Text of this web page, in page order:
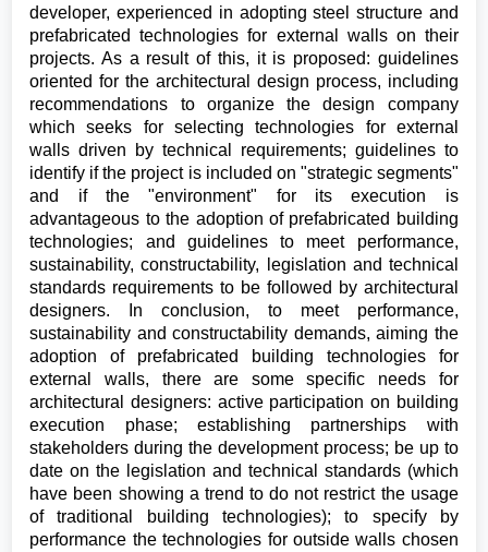
developer, experienced in adopting steel structure and
prefabricated technologies for external walls on their
projects. As a result of this, it is proposed: guidelines
oriented for the architectural design process, including
recommendations to organize the design company
which seeks for selecting technologies for external
walls driven by technical requirements; guidelines to
identify if the project is included on "strategic segments"
and if the "environment" for its execution is
advantageous to the adoption of prefabricated building
technologies; and guidelines to meet performance,
sustainability, constructability, legislation and technical
standards requirements to be followed by architectural
designers. In conclusion, to meet performance,
sustainability and constructability demands, aiming the
adoption of prefabricated building technologies for
external walls, there are some specific needs for
architectural designers: active participation on building
execution phase; establishing partnerships with
stakeholders during the development process; be up to
date on the legislation and technical standards (which
have been showing a trend to do not restrict the usage
of traditional building technologies); to specify by
performance the technologies for outside walls chosen